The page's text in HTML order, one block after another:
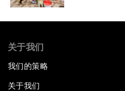
关于我们
我们的策略
关于我们